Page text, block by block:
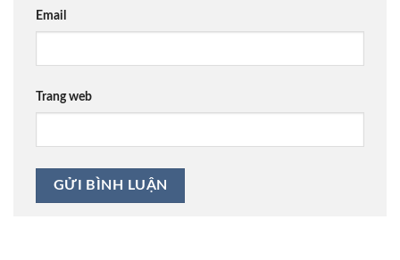
Email
Trang web